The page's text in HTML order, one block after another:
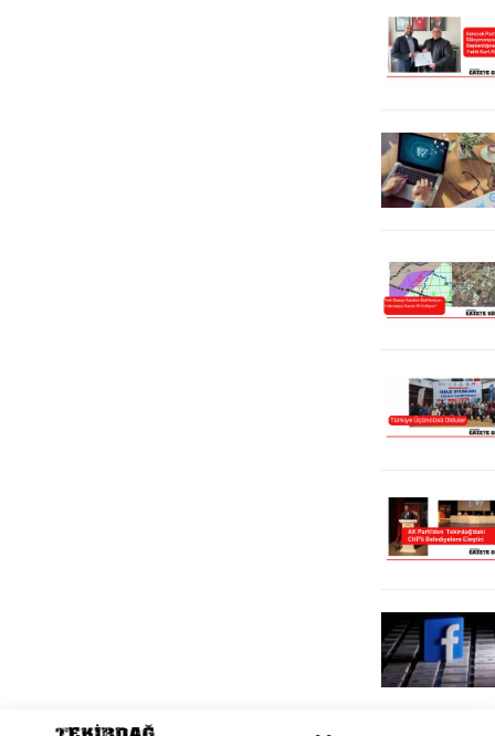
Spor Bakanı Aşkın Bak,
Cumhurbaşkanı Recep Tayyip
Erdoğan’ın sporun içinden...